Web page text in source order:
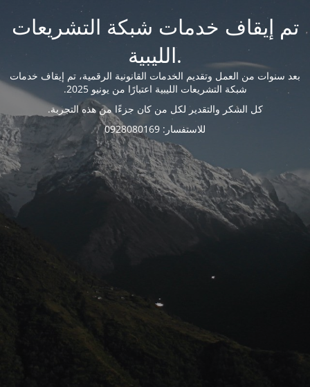
تم إيقاف خدمات شبكة التشريعات
الليبية.
بعد سنوات من العمل وتقديم الخدمات القانونية الرقمية، تم إيقاف خدمات
شبكة التشريعات الليبية اعتبارًا من يونيو 2025.
كل الشكر والتقدير لكل من كان جزءًا من هذه التجربة.
للاستفسار: 0928080169